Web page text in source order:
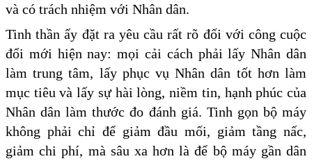
và có trách nhiệm với Nhân dân.
Tinh thần ấy đặt ra yêu cầu rất rõ đối với công cuộc
đổi mới hiện nay: mọi cải cách phải lấy Nhân dân
làm trung tâm, lấy phục vụ Nhân dân tốt hơn làm
mục tiêu và lấy sự hài lòng, niềm tin, hạnh phúc của
Nhân dân làm thước đo đánh giá. Tinh gọn bộ máy
không phải chỉ để giảm đầu mối, giảm tầng nấc,
giảm chi phí, mà sâu xa hơn là để bộ máy gần dân